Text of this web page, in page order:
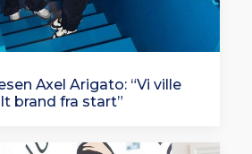
Axel Arigato: “Vi ville
brand fra start”